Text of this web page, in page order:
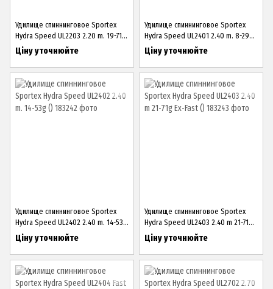
Удилище спиннинговое Sportex
Hydra Speed UL2203 2.20 m. 19-71g
()
Ціну уточнюйте
Удилище спиннинговое Sportex
Hydra Speed UL2401 2.40 m. 8-29g
()
Ціну уточнюйте
Удилище спиннинговое Sportex
Hydra Speed UL2402 2.40 m. 14-53g
()
Ціну уточнюйте
Удилище спиннинговое Sportex
Hydra Speed UL2403 2.40 m 21-71g
Ex-Fast ()
Ціну уточнюйте